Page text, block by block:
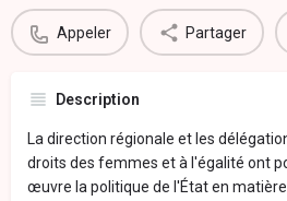
Appeler Partager
Description
La direction régionale et les
droits des femmes et à l'égalité ont
œuvre la politique de l'État en